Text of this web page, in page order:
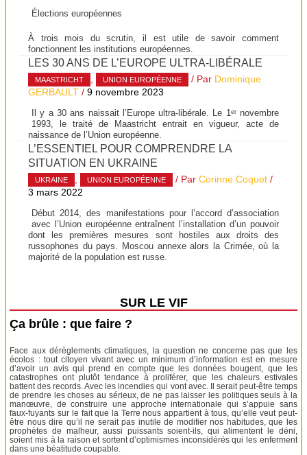
Élections européennes
À trois mois du scrutin, il est utile de savoir comment
fonctionnent les institutions européennes.
LES 30 ANS DE L’EUROPE ULTRA-LIBÉRALE
MAASTRICHT UNION EUROPÉENNE / Par Dominique
GERBAULT /9 novembre 2023
Il y a 30 ans naissait l’Europe ultra-libérale. Le 1ᵉʳ novembre
1993, le traité de Maastricht entrait en vigueur, acte de
naissance de l’Union européenne.
L’ESSENTIEL POUR COMPRENDRE LA
SITUATION EN UKRAINE
UKRAINE UNION EUROPÉENNE / ParCorinne Coquet /
3 mars 2022
Début 2014, des manifestations pour l’accord d’association
avec l’Union européenne entraînent l’installation d’un pouvoir
dont les premières mesures sont hostiles aux droits des
russophones du pays. Moscou annexe alors la Crimée, où la
majorité de la population est russe.
SUR LE VIF
Ça brûle : que faire ?
Face aux dérèglements climatiques, la question ne concerne pas que les
écolos : tout citoyen vivant avec un minimum d’information est en mesure
d’avoir un avis qui prend en compte que les données bougent, que les
catastrophes ont plutôt tendance à proliférer, que les chaleurs estivales
battent des records. Avec les incendies qui vont avec. Il serait peut-être temps
de prendre les choses au sérieux, de ne pas laisser les politiques seuls à la
manœuvre, de construire une approche internationale qui s’appuie sans
faux-fuyants sur le fait que la Terre nous appartient à tous, qu’elle veut peut-
être nous dire qu’il ne serait pas inutile de modifier nos habitudes, que les
prophètes de malheur, aussi puissants soient-ils, qui alimentent le déni,
soient mis à la raison et sortent d’optimismes inconsidérés qui les enferment
dans une béatitude coupable.